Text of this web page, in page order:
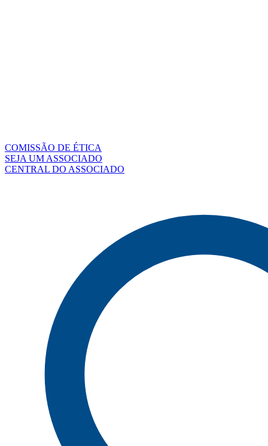
COMISSÃO DE ÉTICA
SEJA UM ASSOCIADO
CENTRAL DO ASSOCIADO